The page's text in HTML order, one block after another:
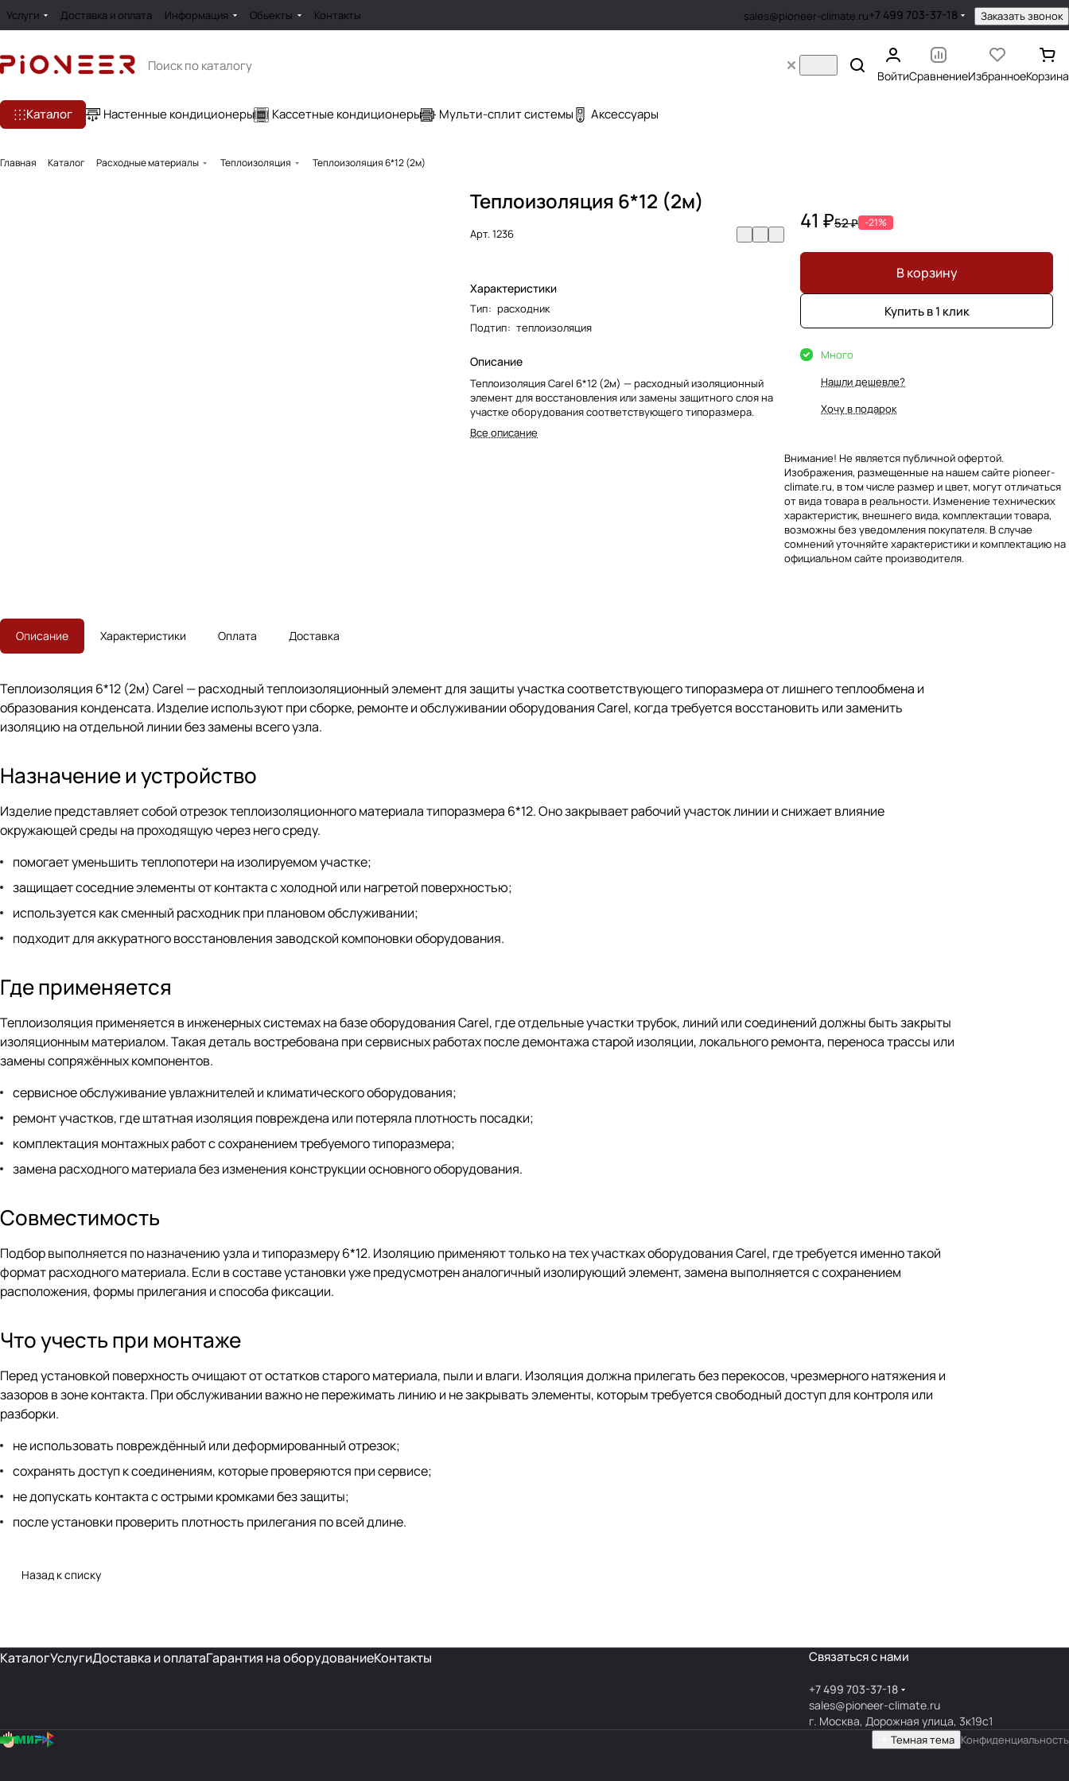
Услуги Доставка и оплата Информация Обьекты Контакты sales@pioneer-climate.ru+7 499 703-37-18 Заказать звонок
ВойтиСравнениеИзбранноеКорзина
Каталог Настенные кондиционеры Кассетные кондиционеры Мульти-сплит системы Аксессуары
Главная Каталог Расходные материалы Теплоизоляция Теплоизоляция 6*12 (2м)
Теплоизоляция 6*12 (2м)
Арт.1236
Характеристики
Тип: расходник
Подтип: теплоизоляция
Описание
Теплоизоляция Carel 6*12 (2м) — расходный изоляционный
элемент для восстановления или замены защитного слоя на
участке оборудования соответствующего типоразмера.
Все описание
41 ₽52 ₽ -21%
В корзину
Купить в 1 клик
Много
Нашли дешевле?
Хочу в подарок
Внимание! Не является публичной офертой.
Изображения, размещенные на нашем сайте pioneer-
climate.ru, в том числе размер и цвет, могут отличаться
от вида товара в реальности. Изменение технических
характеристик, внешнего вида, комплектации товара,
возможны без уведомления покупателя. В случае
сомнений уточняйте характеристики и комплектацию на
официальном сайте производителя.
Описание Характеристики Оплата Доставка
Теплоизоляция 6*12 (2м) Carel — расходный теплоизоляционный элемент для защиты участка соответствующего типоразмера от лишнего теплообмена и
образования конденсата. Изделие используют при сборке, ремонте и обслуживании оборудования Carel, когда требуется восстановить или заменить
изоляцию на отдельной линии без замены всего узла.
Назначение и устройство
Изделие представляет собой отрезок теплоизоляционного материала типоразмера 6*12. Оно закрывает рабочий участок линии и снижает влияние
окружающей среды на проходящую через него среду.
помогает уменьшить теплопотери на изолируемом участке;
защищает соседние элементы от контакта с холодной или нагретой поверхностью;
используется как сменный расходник при плановом обслуживании;
подходит для аккуратного восстановления заводской компоновки оборудования.
Где применяется
Теплоизоляция применяется в инженерных системах на базе оборудования Carel, где отдельные участки трубок, линий или соединений должны быть закрыты
изоляционным материалом. Такая деталь востребована при сервисных работах после демонтажа старой изоляции, локального ремонта, переноса трассы или
замены сопряжённых компонентов.
сервисное обслуживание увлажнителей и климатического оборудования;
ремонт участков, где штатная изоляция повреждена или потеряла плотность посадки;
комплектация монтажных работ с сохранением требуемого типоразмера;
замена расходного материала без изменения конструкции основного оборудования.
Совместимость
Подбор выполняется по назначению узла и типоразмеру 6*12. Изоляцию применяют только на тех участках оборудования Carel, где требуется именно такой
формат расходного материала. Если в составе установки уже предусмотрен аналогичный изолирующий элемент, замена выполняется с сохранением
расположения, формы прилегания и способа фиксации.
Что учесть при монтаже
Перед установкой поверхность очищают от остатков старого материала, пыли и влаги. Изоляция должна прилегать без перекосов, чрезмерного натяжения и
зазоров в зоне контакта. При обслуживании важно не пережимать линию и не закрывать элементы, которым требуется свободный доступ для контроля или
разборки.
не использовать повреждённый или деформированный отрезок;
сохранять доступ к соединениям, которые проверяются при сервисе;
не допускать контакта с острыми кромками без защиты;
после установки проверить плотность прилегания по всей длине.
Назад к списку
КаталогУслугиДоставка и оплатаГарантия на оборудованиеКонтакты Связаться с нами
+7 499 703-37-18
sales@pioneer-climate.ru
г. Москва, Дорожная улица, 3к19с1
Темная тема Конфиденциальность